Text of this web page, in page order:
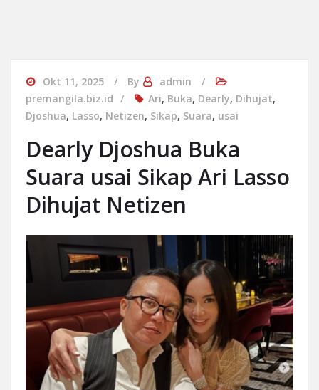
Okt 11, 2025 By
admin
premangila.biz.id
Ari, Buka, Dearly, Dihujat,
Djoshua, Lasso, Netizen, Sikap, Suara, usai
Dearly Djoshua Buka
Suara usai Sikap Ari Lasso
Dihujat Netizen